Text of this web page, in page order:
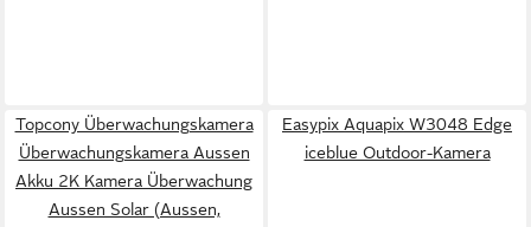
Topcony Überwachungskamera
Überwachungskamera Aussen
Akku 2K Kamera Überwachung
Aussen Solar (Aussen,
Easypix Aquapix W3048 Edge
iceblue Outdoor-Kamera